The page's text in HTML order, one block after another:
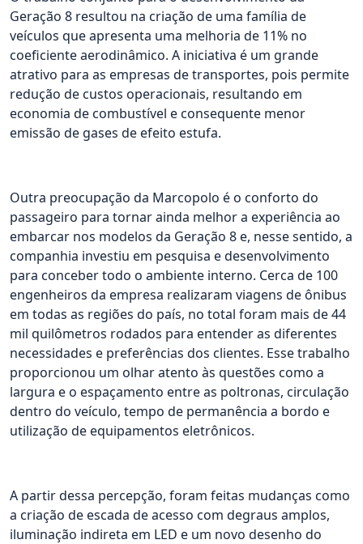
Geração 8 resultou na criação de uma família de
veículos que apresenta uma melhoria de 11% no
coeficiente aerodinâmico. A iniciativa é um grande
atrativo para as empresas de transportes, pois permite
redução de custos operacionais, resultando em
economia de combustível e consequente menor
emissão de gases de efeito estufa.
Outra preocupação da Marcopolo é o conforto do
passageiro para tornar ainda melhor a experiência ao
embarcar nos modelos da Geração 8 e, nesse sentido, a
companhia investiu em pesquisa e desenvolvimento
para conceber todo o ambiente interno. Cerca de 100
engenheiros da empresa realizaram viagens de ônibus
em todas as regiões do país, no total foram mais de 44
mil quilômetros rodados para entender as diferentes
necessidades e preferências dos clientes. Esse trabalho
proporcionou um olhar atento às questões como a
largura e o espaçamento entre as poltronas, circulação
dentro do veículo, tempo de permanência a bordo e
utilização de equipamentos eletrônicos.
A partir dessa percepção, foram feitas mudanças como
a criação de escada de acesso com degraus amplos,
iluminação indireta em LED e um novo desenho do